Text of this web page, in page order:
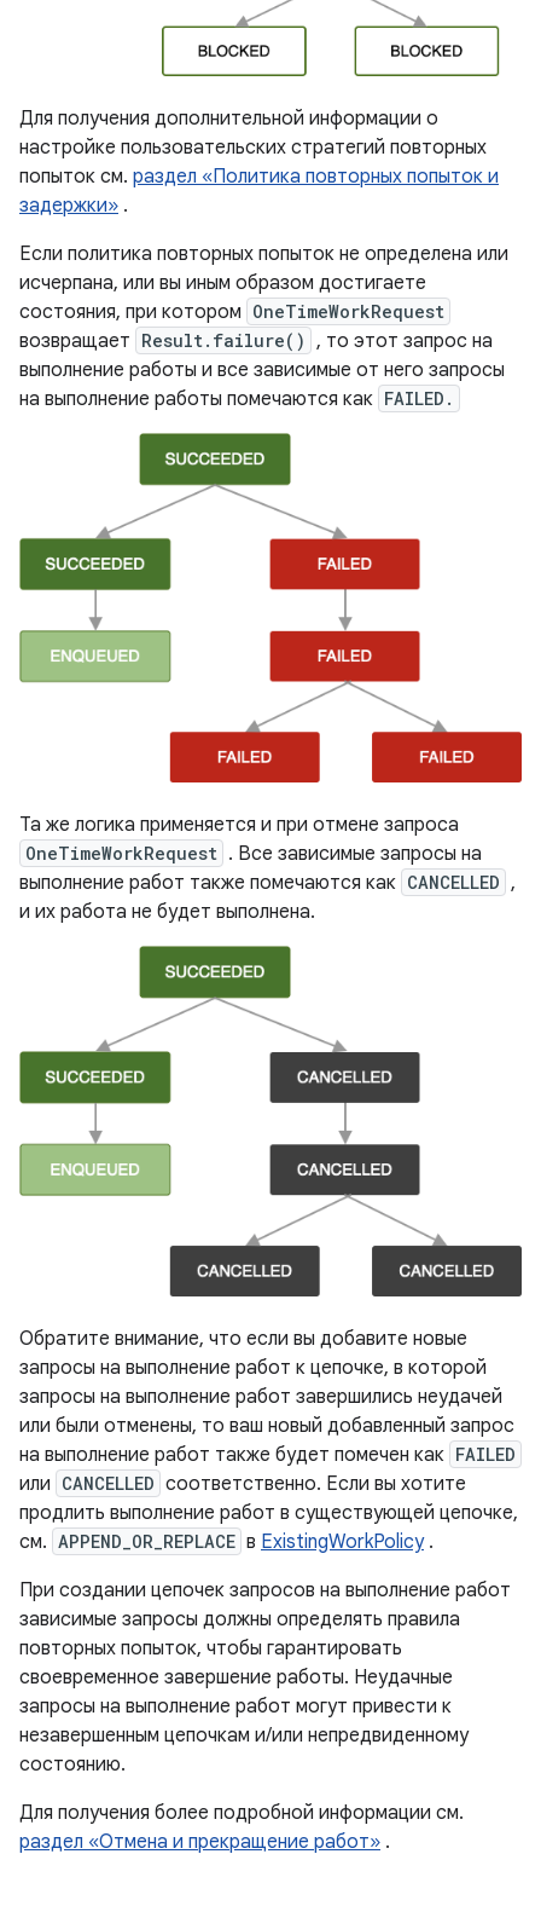
Для получения дополнительной информации о
настройке пользовательских стратегий повторных
попыток см. раздел «Политика повторных попыток и
задержки» .
Если политика повторных попыток не определена или
исчерпана, или вы иным образом достигаете
состояния, при котором OneTimeWorkRequest
возвращает Result.failure()
, то этот запрос на
выполнение работы и все зависимые от него запросы
на выполнение работы помечаются как FAILED.
Та же логика применяется и при отмене запроса
OneTimeWorkRequest . Все зависимые запросы на
выполнение работ также помечаются как CANCELLED ,
и их работа не будет выполнена.
Обратите внимание, что если вы добавите новые
запросы на выполнение работ к цепочке, в которой
запросы на выполнение работ завершились неудачей
или были отменены, то ваш новый добавленный запрос
на выполнение работ также будет помечен как FAILED
или CANCELLED соответственно. Если вы хотите
продлить выполнение работ в существующей цепочке,
см. APPEND_OR_REPLACE в ExistingWorkPolicy.
При создании цепочек запросов на выполнение работ
зависимые запросы должны определять правила
повторных попыток, чтобы гарантировать
своевременное завершение работы. Неудачные
запросы на выполнение работ могут привести к
незавершенным цепочкам и/или непредвиденному
состоянию.
Для получения более подробной информации см.
раздел «Отмена и прекращение работ» .